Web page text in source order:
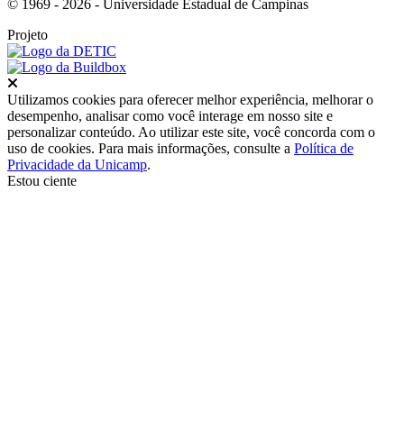
© 1969 - 2026 - Universidade Estadual de Campinas
Projeto
Utilizamos cookies para oferecer melhor experiência, melhorar o
desempenho, analisar como você interage em nosso site e
personalizar conteúdo. Ao utilizar este site, você concorda com o
uso de cookies. Para mais informações, consulte a Política de
Privacidade da Unicamp.
Estou ciente